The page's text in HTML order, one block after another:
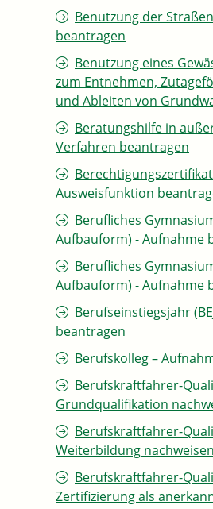
Benutzung der
beantragen
Benutzung eines
zum Entnehmen,
und Ableiten von
Beratungshilfe in
Verfahren beantragen
Ausweisfunktion
Berufliches
Aufbauform) - Aufnahme
Berufliches
Aufbauform) - Aufnahme
Berufseinstiegsjahr
beantragen
Berufskolleg –
Berufskraftfahrer-
Grundqualifikation
Berufskraftfahrer-
Weiterbildung nachweisen
Berufskraftfahrer-
Zertifizierung als